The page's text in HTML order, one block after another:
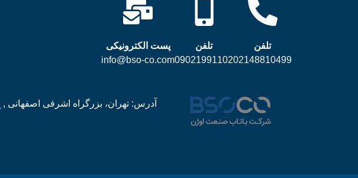
تلفن
02148810499
تلفن
09021991102
پست الکترونیکی
info@bso-co.com
آدرس: تهران، بزرگراه اشرفی اصفهانی , خ